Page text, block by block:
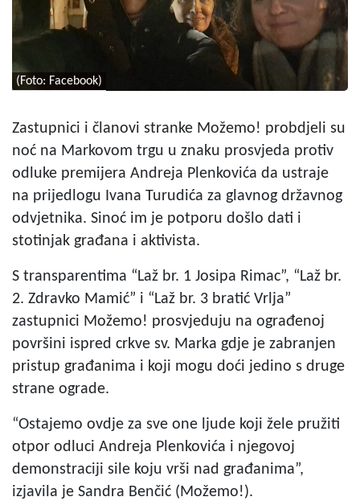
(Foto: Facebook)
Zastupnici i članovi stranke Možemo! probdjeli su
noć na Markovom trgu u znaku prosvjeda protiv
odluke premijera Andreja Plenkovića da ustraje
na prijedlogu Ivana Turudića za glavnog državnog
odvjetnika. Sinoć im je potporu došlo dati i
stotinjak građana i aktivista.
S transparentima “Laž br. 1 Josipa Rimac”, “Laž br.
2. Zdravko Mamić” i “Laž br. 3 bratić Vrlja”
zastupnici Možemo! prosvjeduju na ograđenoj
površini ispred crkve sv. Marka gdje je zabranjen
pristup građanima i koji mogu doći jedino s druge
strane ograde.
“Ostajemo ovdje za sve one ljude koji žele pružiti
otpor odluci Andreja Plenkovića i njegovoj
demonstraciji sile koju vrši nad građanima”,
izjavila je Sandra Benčić (Možemo!).